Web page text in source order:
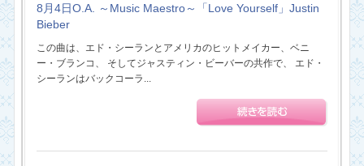
8月4日O.A. ～Music Maestro～「Love Yourself」Justin
Bieber
この曲は、エド・シーランとアメリカのヒットメイカー、ベニ
ー・ブランコ、 そしてジャスティン・ビーバーの共作で、 エド・
シーランはバックコーラ...